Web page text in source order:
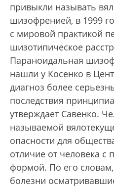
привыкли называть
шизофренией, в 1999
с мировой практикой
шизотипическое
Параноидальная
нашли у Косенко в
диагноз более
последствия
утверждает Савенко.
называемой
опасности для
отличие от человека с
формой. По его
болезни